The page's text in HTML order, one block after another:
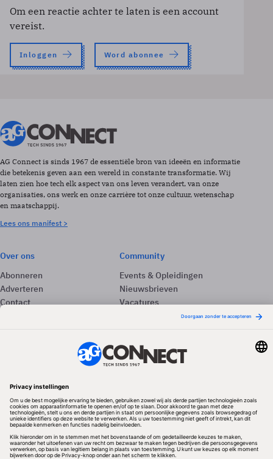
Om een reactie achter te laten is een account
vereist.
Inloggen Word abonnee
AG Connect is sinds 1967 de essentiële bron van ideeën en informatie
die betekenis geven aan een wereld in constante transformatie. Wij
laten zien hoe tech elk aspect van ons leven verandert, van onze
organisaties, ons werk en onze carrière tot onze cultuur, wetenschap
en maatschappij.
Lees ons manifest >
Over ons
Abonneren
Adverteren
Contact
Community
Events & Opleidingen
Nieuwsbrieven
Vacatures
Redactionele partner